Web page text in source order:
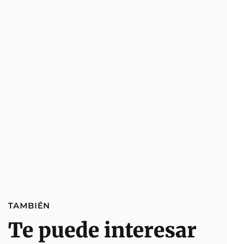
TAMBIÉN
Te puede interesar